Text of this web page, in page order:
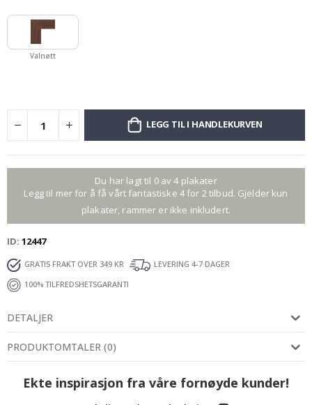
Valnøtt
LEGG TIL I HANDLEKURVEN
Du har lagt til 0 av 4 plakater
Legg til mer for å få vårt fantastiske 4 for 2 tilbud. Gjelder kun
plakater, rammer er ikke inkludert.
ID 12447
GRATIS FRAKT OVER 349 KR
LEVERING 4-7 DAGER
100% TILFREDSHETSGARANTI
DETALJER
PRODUKTOMTALER (0)
Ekte inspirasjon fra våre fornøyde kunder!